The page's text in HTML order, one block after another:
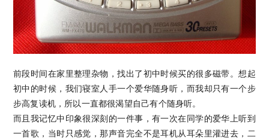
前段时间在家里整理杂物，找出了初中时候买的很多磁带。想起
初中的时候，我们寝室人手一个爱华随身听，而我却只有一个步
步高复读机，所以一直都很渴望自己有个随身听。
而且我记忆中印象很深刻的一件事，有一次在同学的爱华上听到
一首歌，当时只感觉，那声音完全不是耳机从耳朵里灌进去，二